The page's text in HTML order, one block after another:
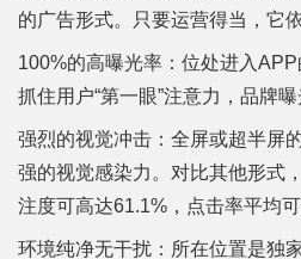
的广告形式。只要运营得当，它
100%的高曝光率：位处进入APP
抓住用户“第一眼”注意力，品牌曝
强烈的视觉冲击：全屏或超半屏
强的视觉感染力。对比其他形式
注度可高达61.1%，点击率平均可
环境纯净无干扰：所在位置是独